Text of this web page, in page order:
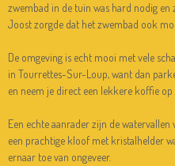
zwembad in de tuin was hard nodig
Joost zorgde dat het zwembad ook
De omgeving is echt mooi met vele
in Tourrettes-Sur-Loup, want dan
en neem je direct een lekkere koffie op
Een echte aanrader zijn de
een prachtige kloof met kristalhelder
ernaar toe van ongeveer.